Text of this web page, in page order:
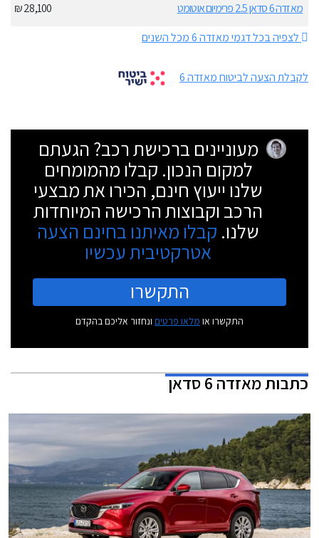
מאזדה 6 סדאן 2.5 פרימיום אוטומט
28,100 ₪
לצפיה בכל דגמי מאזדה 6 מכל השנים
לקבלת הצעה לביטוח מאזדה 6
מעוניינים ברכישת רכב? הגעתם
למקום הנכון. קבלו מהמומחים
שלנו ייעוץ חינם, הכירו את מבצעי
הרכב וקבוצות הרכישה המיוחדות
שלנו. קבלו מאיתנו בחינם הצעה
אטרקטיבית עכשיו
התקשרו
התקשרו או מלאו פרטים ונחזור אליכם בהקדם
כתבותמאזדה 6 סדאן